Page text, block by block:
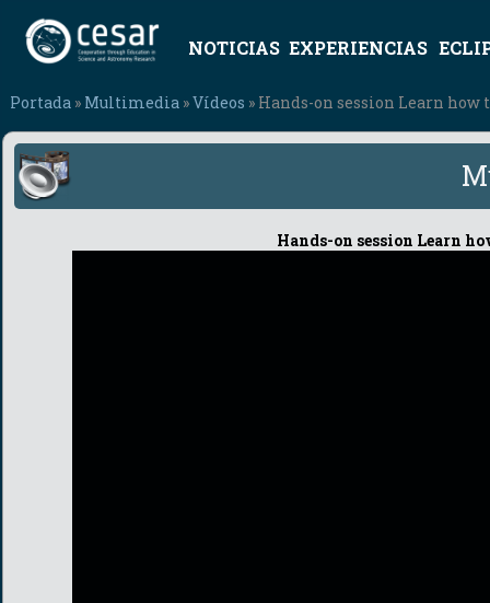
NOTICIAS EXPERIENCIAS
Portada » Multimedia »Vídeos » Hands-on session Learn how
Hands-on session Learn